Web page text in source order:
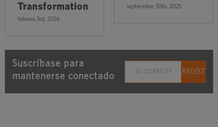
Transformation
febrero 3rd, 2026
septiembre 30th, 2025
Suscríbase para
mantenerse conectado